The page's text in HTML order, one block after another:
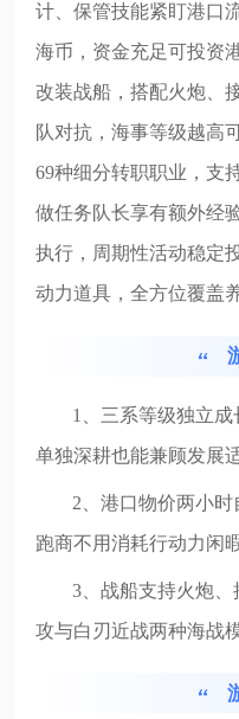
计、保管技能紧盯港口
海币，资金充足可投资
改装战船，搭配火炮、
队对抗，海事等级越高
69种细分转职职业，支
做任务队长享有额外经
执行，周期性活动稳定
动力道具，全方位覆盖
1、三系等级独立
单独深耕也能兼顾发展
2、港口物价两小
跑商不用消耗行动力闲
3、战船支持火炮
攻与白刃近战两种海战